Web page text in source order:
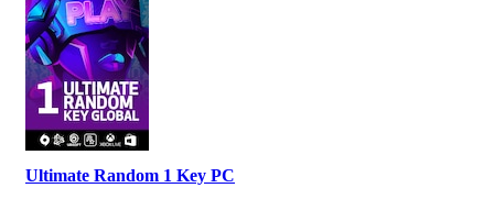
Ultimate Random 1 Key PC